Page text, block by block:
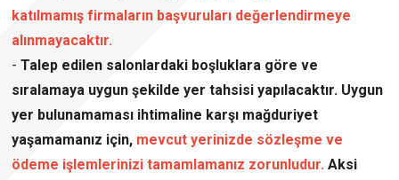
katılmamış firmaların başvuruları değerlendirmeye
alınmayacaktır.
- Talep edilen salonlardaki boşluklara göre ve
sıralamaya uygun şekilde yer tahsisi yapılacaktır. Uygun
yer bulunamaması ihtimaline karşı mağduriyet
yaşamamanız için, mevcut yerinizde sözleşme ve
ödeme işlemlerinizi tamamlamanız zorunludur. Aksi